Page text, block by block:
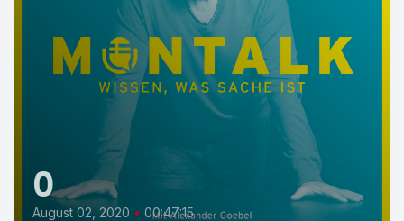
0
August 02, 2020 • 00:47:15